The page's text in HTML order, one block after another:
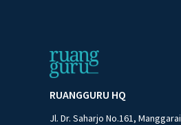
RUANGGURU HQ
Jl. Dr. Saharjo No.161, Manggarai